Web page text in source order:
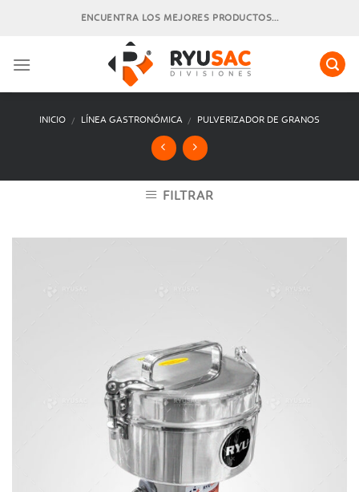
ENCUENTRA LOS MEJORES PRODUCTOS...
INICIO / LÍNEA GASTRONÓMICA / PULVERIZADOR DE GRANOS
FILTRAR